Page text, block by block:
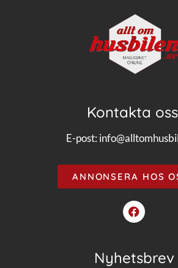
Kontakta
E-post:
ANNONSERA HOS
Nyhetsbrev